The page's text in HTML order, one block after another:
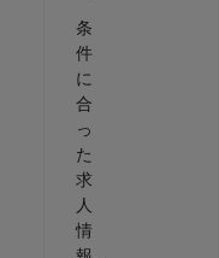
条
件
に
合
っ
た
求
人
情